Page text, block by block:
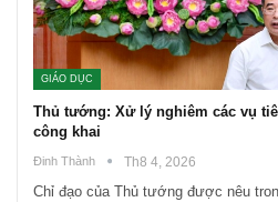
GIÁO DỤC
Thủ tướng: Xử lý nghiêm các vụ
công khai
Đinh Thành Th8 4, 2026
Chỉ đạo của Thủ tướng được nêu